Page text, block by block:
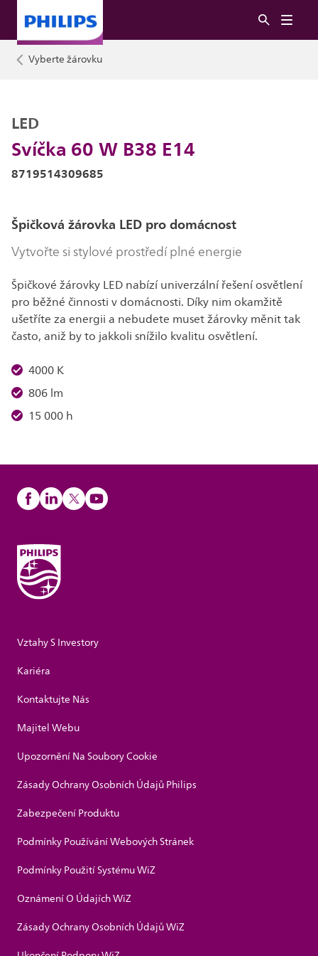
Vyberte žárovku
Svíčka 60 W B38 E14
LED
8719514309685
Špičková žárovka LED pro domácnost
Vytvořte si stylové prostředí plné energie
Špičkové žárovky LED nabízí univerzální řešení osvětlení
pro běžné činnosti v domácnosti. Díky nim okamžitě
ušetříte za energii a nebudete muset žárovky měnit tak
často, aniž by to jakkoli snížilo kvalitu osvětlení.
4000 K
806 lm
15 000 h
Vztahy S Investory
Kariéra
Kontaktujte Nás
Majitel Webu
Upozornění Na Soubory Cookie
Zásady Ochrany Osobních Údajů Philips
Zabezpečení Produktu
Podmínky Používání Webových Stránek
Podmínky Použití Systému WiZ
Oznámení O Údajích WiZ
Zásady Ochrany Osobních Údajů WiZ